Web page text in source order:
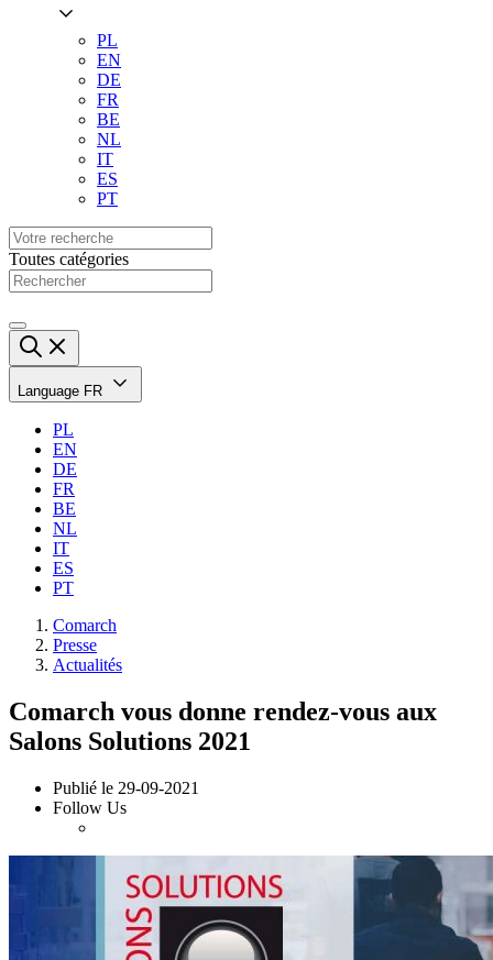
PL
EN
DE
FR
BE
NL
IT
ES
PT
Toutes catégories
Language FR
PL
EN
DE
FR
BE
NL
IT
ES
PT
Comarch
Presse
Actualités
Comarch vous donne rendez-vous aux
Salons Solutions 2021
Publié le 29-09-2021
Follow Us